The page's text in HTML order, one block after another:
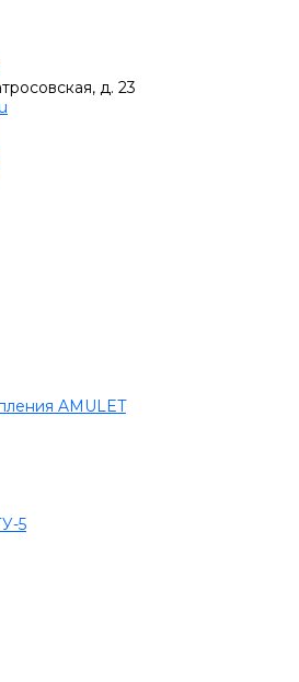
д. 23
AMULET
5